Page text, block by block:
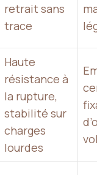
retrait sans
trace
Haute
résistance à
la rupture,
stabilité sur
charges
lourdes